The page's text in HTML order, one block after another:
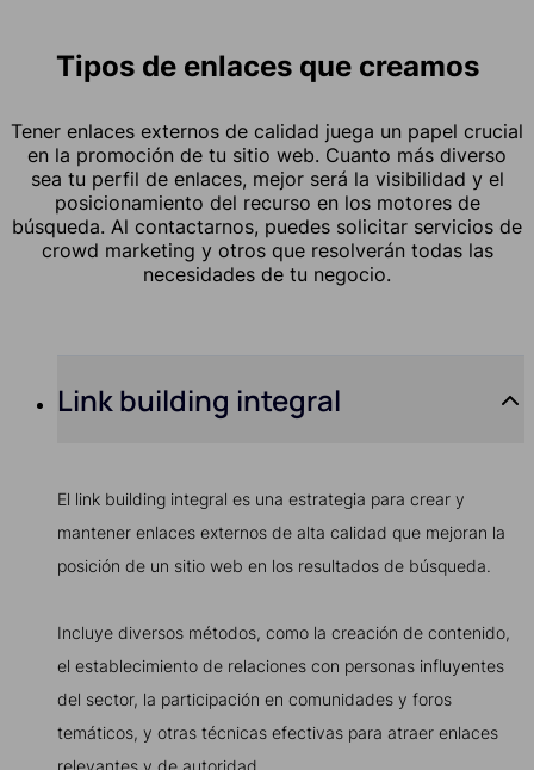
Tipos de enlaces que creamos
Tener enlaces externos de calidad juega un papel crucial
en la promoción de tu sitio web. Cuanto más diverso
sea tu perfil de enlaces, mejor será la visibilidad y el
posicionamiento del recurso en los motores de
búsqueda. Al contactarnos, puedes solicitar servicios de
crowd marketing y otros que resolverán todas las
necesidades de tu negocio.
Link building integral
El link building integral es una estrategia para crear y
mantener enlaces externos de alta calidad que mejoran la
posición de un sitio web en los resultados de búsqueda.
Incluye diversos métodos, como la creación de contenido,
el establecimiento de relaciones con personas influyentes
del sector, la participación en comunidades y foros
temáticos, y otras técnicas efectivas para atraer enlaces
relevantes y de autoridad.